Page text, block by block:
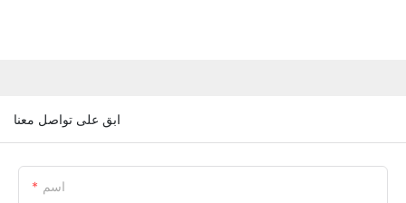
ابق على تواصل معنا
اسم